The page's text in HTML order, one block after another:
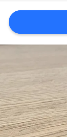
MAPA
DEL
PRIVACY
POLICY